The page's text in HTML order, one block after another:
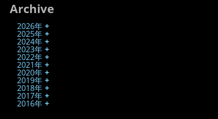
Archive
2026年
2025年
2024年
2023年
2022年
2021年
2020年
2019年
2018年
2017年
2016年